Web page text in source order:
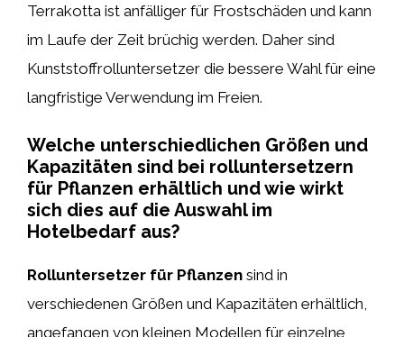
Terrakotta ist anfälliger für Frostschäden und kann
im Laufe der Zeit brüchig werden. Daher sind
Kunststoffrolluntersetzer die bessere Wahl für eine
langfristige Verwendung im Freien.
Welche unterschiedlichen Größen und
Kapazitäten sind bei rolluntersetzern
für Pflanzen erhältlich und wie wirkt
sich dies auf die Auswahl im
Hotelbedarf aus?
Rolluntersetzer für Pflanzen sind in
verschiedenen Größen und Kapazitäten erhältlich,
angefangen von kleinen Modellen für einzelne